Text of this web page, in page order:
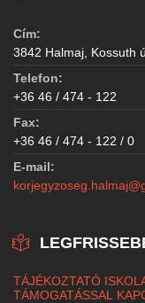
Cím:
3842 Halmaj, Kossuth
Telefon:
+36 46 / 474 - 122
Fax:
+36 46 / 474 - 122 / 0
E-mail:
TÁJÉKOZTATÓ
TÁMOGATÁSSAL